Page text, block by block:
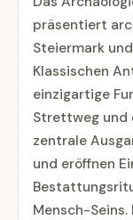
präsentiert
Steiermark
Klassischen
einzigartige
Strettweg und
zentrale
und eröffnen
Mensch-